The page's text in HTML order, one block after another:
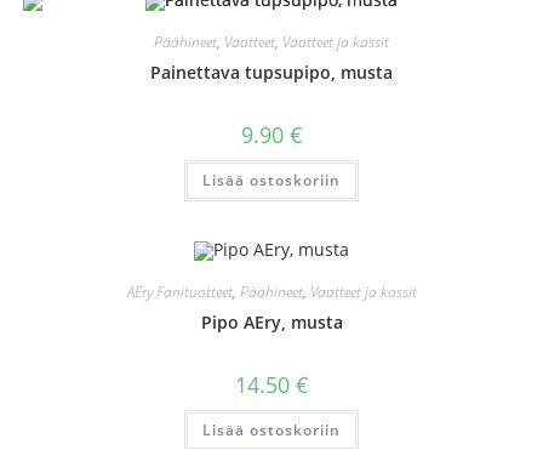
Päähineet, Vaatteet, Vaatteet ja kassit
Painettava tupsupipo, musta
9.90 €
Lisää ostoskoriin
AEry Fanituotteet, Päähineet, Vaatteet ja kassit
Pipo AEry, musta
14.50 €
Lisää ostoskoriin